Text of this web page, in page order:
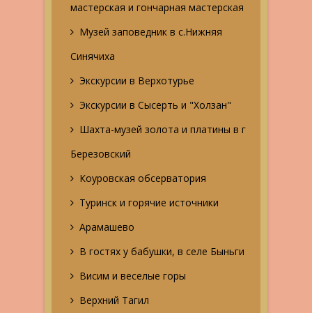
мастерская и гончарная мастерская
Музей заповедник в с.Нижняя
Синячиха
Экскурсии в Верхотурье
Экскурсии в Сысерть и "Холзан"
Шахта-музей золота и платины в г
Березовский
Коуровская обсерватория
Туринск и горячие источники
Арамашево
В гостях у бабушки, в селе Быньги
Висим и веселые горы
Верхний Тагил